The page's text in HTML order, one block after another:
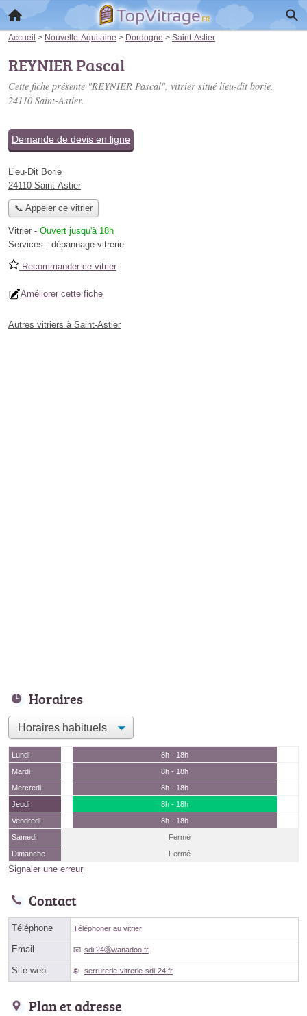
Accueil > Nouvelle-Aquitaine > Dordogne > Saint-Astier
REYNIER Pascal
Cette fiche présente "REYNIER Pascal", vitrier situé lieu-dit borie,
24110 Saint-Astier.
Demande de devis en ligne
Lieu-Dit Borie
24110 Saint-Astier
📞 Appeler ce vitrier
Vitrier - Ouvert jusqu'à 18h
Services : dépannage vitrerie
Recommander ce vitrier
Améliorer cette fiche
Autres vitriers à Saint-Astier
Horaires
Lundi
8h - 18h
Mardi
8h - 18h
Mercredi
8h - 18h
Jeudi
8h - 18h
Vendredi
8h - 18h
Samedi
Fermé
Dimanche
Fermé
Signaler une erreur
Contact
Téléphone Téléphoner au vitrier
Email sdi.24ⓐwanadoo.fr
Site web serrurerie-vitrerie-sdi-24.fr
Plan et adresse